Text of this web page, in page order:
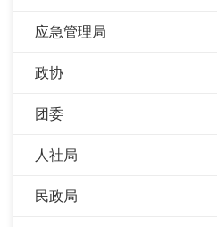
应急管理局
政协
团委
人社局
民政局